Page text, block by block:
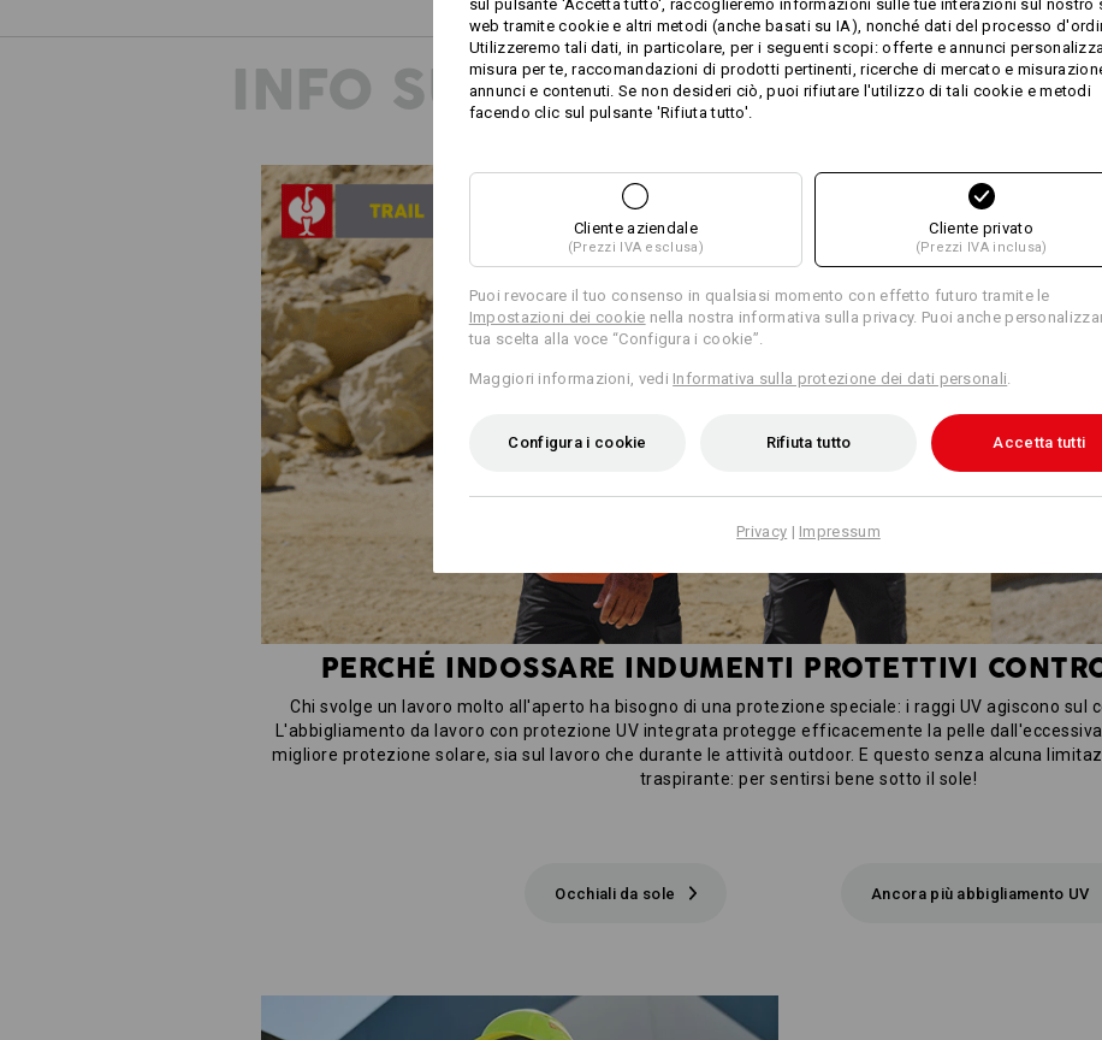
Progetta tu
INFO SUPPLEMENTARI
PERCHÉ INDOSSARE INDUMENTI PROTETTIVI
Chi svolge un lavoro molto all'aperto ha bisogno di una protezione speciale: i raggi UV agiscono sul
L'abbigliamento da lavoro con protezione UV integrata protegge efficacemente la pelle
migliore protezione solare, sia sul lavoro che durante le attività outdoor. E questo senza alcuna
traspirante: per sentirsi bene sotto il sole!
Occhiali da sole Ancora più abbigliamento UV
sul pulsante 'Accetta tutto', raccoglieremo informazioni sulle tue interazioni sul nostro
web tramite cookie e altri metodi (anche basati su IA), nonché dati del processo
Utilizzeremo tali dati, in particolare, per i seguenti scopi: offerte e annunci
misura per te, raccomandazioni di prodotti pertinenti, ricerche di mercato e
annunci e contenuti. Se non desideri ciò, puoi rifiutare l'utilizzo di tali cookie e metodi
facendo clic sul pulsante 'Rifiuta tutto'.
Cliente aziendale
(Prezzi IVA esclusa)
Cliente privato
(Prezzi IVA inclusa)
Puoi revocare il tuo consenso in qualsiasi momento con effetto futuro tramite le
Impostazioni dei cookie nella nostra informativa sulla privacy. Puoi anche
tua scelta alla voce “Configura i cookie”.
Maggiori informazioni, vedi Informativa sulla protezione dei dati personali
Configura i cookie Rifiuta tutto Accetta tutti
Privacy | Impressum